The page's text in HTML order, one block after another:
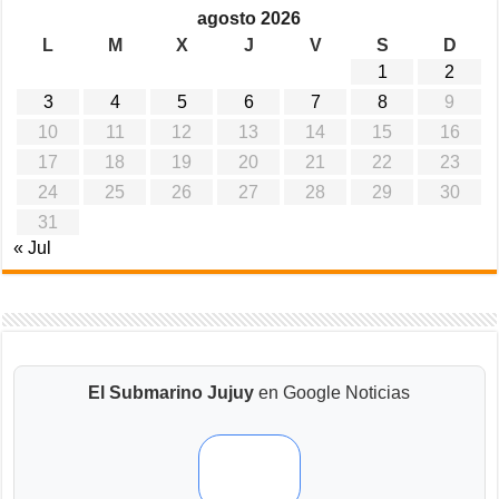
agosto 2026
L
M X J V S
D
1
2
3
4 5 6 7 8
9
10
11 12 13 14 15
16
17
18 19 20 21 22
23
24
25 26 27 28 29
30
31
« Jul
El Submarino Jujuy en Google Noticias